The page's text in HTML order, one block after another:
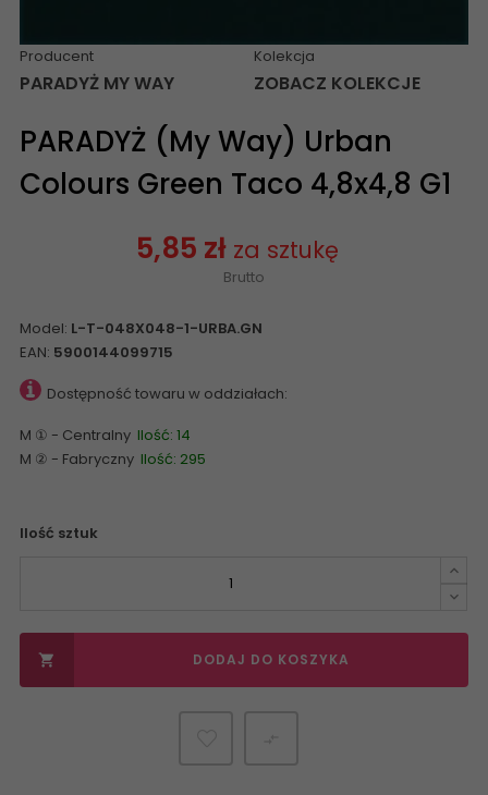
Producent
PARADYŻ MY WAY
Kolekcja
ZOBACZ KOLEKCJE
PARADYŻ (My Way) Urban
Colours Green Taco 4,8x4,8 G1
5,85 zł za sztukę
Brutto
Model: L-T-048X048-1-URBA.GN
EAN: 5900144099715
Dostępność towaru w oddziałach:
M ① - Centralny Ilość: 14
M ② - Fabryczny Ilość: 295
Ilość sztuk
 DODAJ DO KOSZYKA